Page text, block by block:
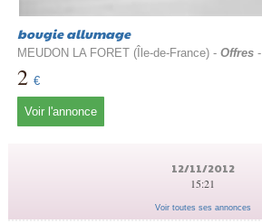
bougie allumage
MEUDON LA FORET (Île-de-France) - Offres-
2 €
Voir l'annonce
12/11/2012
15:21
Voir toutes ses annonces